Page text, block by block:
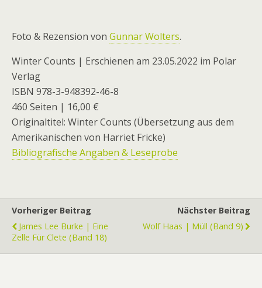
Foto & Rezension von Gunnar Wolters.
Winter Counts | Erschienen am 23.05.2022 im Polar
Verlag
ISBN 978-3-948392-46-8
460 Seiten | 16,00 €
Originaltitel: Winter Counts (Übersetzung aus dem
Amerikanischen von Harriet Fricke)
Bibliografische Angaben & Leseprobe
Vorheriger Beitrag
James Lee Burke | Eine
Zelle Für Clete (Band 18)
Nächster Beitrag
Wolf Haas | Müll (Band 9)